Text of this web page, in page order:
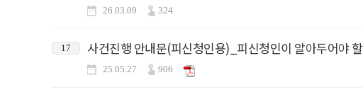
26.03.09 324
17 사건진행 안내문(피신청인용)_피신청인이 알아두어야
25.05.27 906